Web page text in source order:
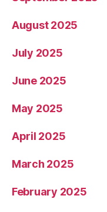
August 2025
July 2025
June 2025
May 2025
April 2025
March 2025
February 2025